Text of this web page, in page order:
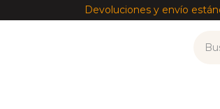
Devoluciones y envío